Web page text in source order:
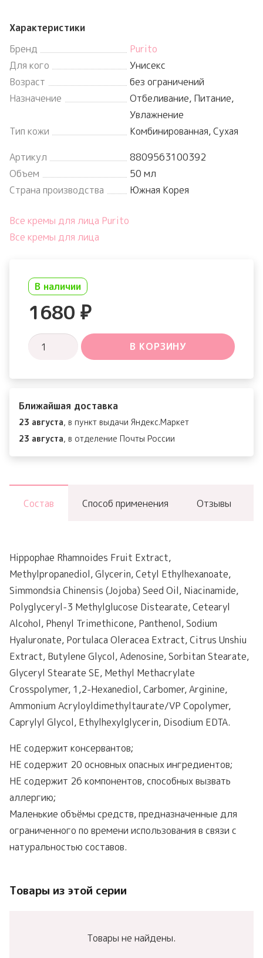
Характеристики
Бренд
Purito
Для кого
Унисекс
Возраст
без ограничений
Назначение
Отбеливание, Питание,
Увлажнение
Тип кожи
Комбинированная, Сухая
Артикул
8809563100392
Объем
50 мл
Страна производства
Южная Корея
Все кремы для лица Purito
Все кремы для лица
В наличии
1680 ₽
Количество
Vital
70
Cream
В КОРЗИНУ
Ближайшая доставка
23 августа, в пункт выдачи Яндекс.Маркет
23 августа, в отделение Почты России
Состав Способ применения Отзывы
Hippophae Rhamnoides Fruit Extract,
Methylpropanediol, Glycerin, Cetyl Ethylhexanoate,
Simmondsia Chinensis (Jojoba) Seed Oil, Niacinamide,
Polyglyceryl-3 Methylglucose Distearate, Cetearyl
Alcohol, Phenyl Trimethicone, Panthenol, Sodium
Hyaluronate, Portulaca Oleracea Extract, Citrus Unshiu
Extract, Butylene Glycol, Adenosine, Sorbitan Stearate,
Glyceryl Stearate SE, Methyl Methacrylate
Crosspolymer, 1,2-Hexanediol, Carbomer, Arginine,
Ammonium Acryloyldimethyltaurate/VP Copolymer,
Caprylyl Glycol, Ethylhexylglycerin, Disodium EDTA.
НЕ содержит консервантов;
НЕ содержит 20 основных опасных ингредиентов;
НЕ содержит 26 компонентов, способных вызвать
аллергию;
Маленькие объёмы средств, предназначенные для
ограниченного по времени использования в связи с
натуральностью составов.
Товары из этой серии
Товары не найдены.